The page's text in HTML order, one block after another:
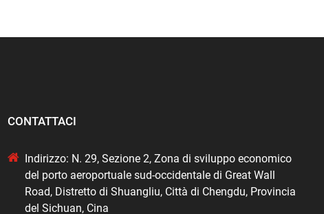
CONTATTACI
Indirizzo: N. 29, Sezione 2, Zona di sviluppo economico
del porto aeroportuale sud-occidentale di Great Wall
Road, Distretto di Shuangliu, Città di Chengdu, Provincia
del Sichuan, Cina